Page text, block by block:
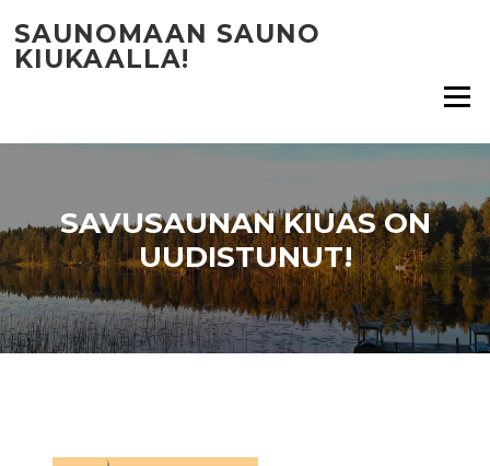
suoraan
sisältöön
SAUNOMAAN SAUNO
KIUKAALLA!
Valikko
SAVUSAUNAN KIUAS ON
UUDISTUNUT!